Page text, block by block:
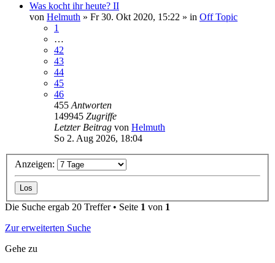
Was kocht ihr heute? II
von Helmuth » Fr 30. Okt 2020, 15:22 » in Off Topic
1
…
42
43
44
45
46
455 Antworten
149945 Zugriffe
Letzter Beitrag von Helmuth
So 2. Aug 2026, 18:04
Anzeigen:
Die Suche ergab 20 Treffer • Seite 1 von 1
Zur erweiterten Suche
Gehe zu